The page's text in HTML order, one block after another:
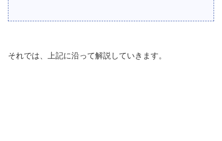
それでは、上記に沿って解説していきます。